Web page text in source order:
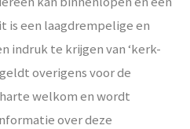
is een laagdrempelige en
indruk te krijgen van ‘kerk-
overigens voor de
welkom en wordt
over deze